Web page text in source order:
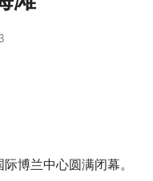
博兰中心圆满闭幕。